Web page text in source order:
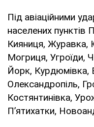
Під авіаційними
населених пунктів
Кияниця, Журавка,
Могриця, Угроїди,
Йорк, Курдюмівка,
Олександропіль,
Костянтинівка,
П’ятихатки,